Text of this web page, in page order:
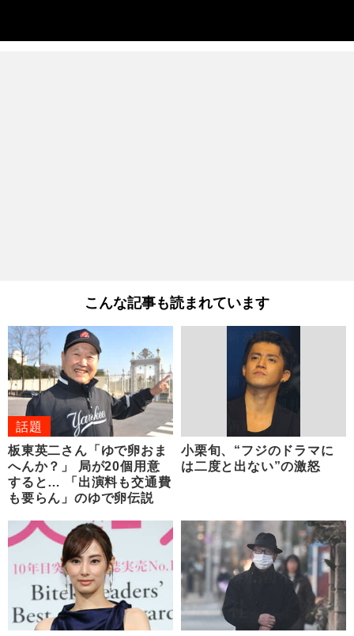
こんな記事も読まれています
話題
板東英二さん「ゆで卵おま
へんか？」 局が20個用意
すると… 「出演料も交通費
も要らん」のゆで卵伝説
小栗旬、“フジのドラマに
は二度と出ない”の激怒